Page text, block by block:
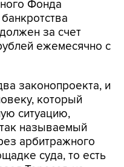
Фонда
за счет
ежемесячно с
законопроекта, и
который
ситуацию,
называемый
арбитражного
суда, то есть